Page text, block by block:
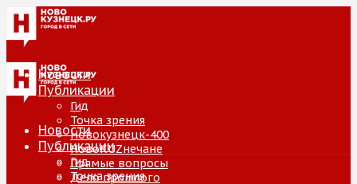
Новости
Публикации
Гид
Точка зрения
Новокузнецк-400
НовоKUZнечане
Прямые вопросы
Дело прошлого
Новости
Публикации
Гид
Точка зрения